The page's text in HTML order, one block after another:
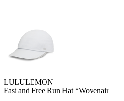
LULULEMON
Fast and Free Run Hat *Wovenair